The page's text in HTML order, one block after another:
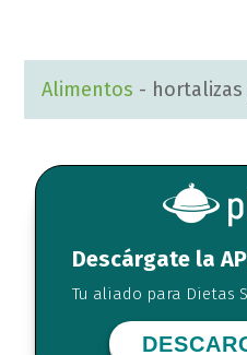
Alimentos -
Descárgate la
Tu aliado para Dietas